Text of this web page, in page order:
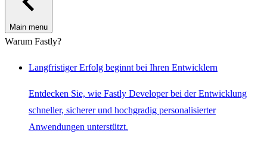
Main menu
Warum Fastly?
Langfristiger Erfolg beginnt bei Ihren Entwicklern
Entdecken Sie, wie Fastly Developer bei der Entwicklung
schneller, sicherer und hochgradig personalisierter
Anwendungen unterstützt.